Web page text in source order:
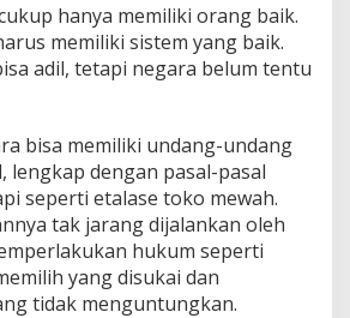
hanya memiliki orang baik.
memiliki sistem yang baik.
adil, tetapi negara belum tentu
bisa memiliki undang-undang
lengkap dengan pasal-pasal
seperti etalase toko mewah.
tak jarang dijalankan oleh
hukum seperti
yang disukai dan
tidak menguntungkan.